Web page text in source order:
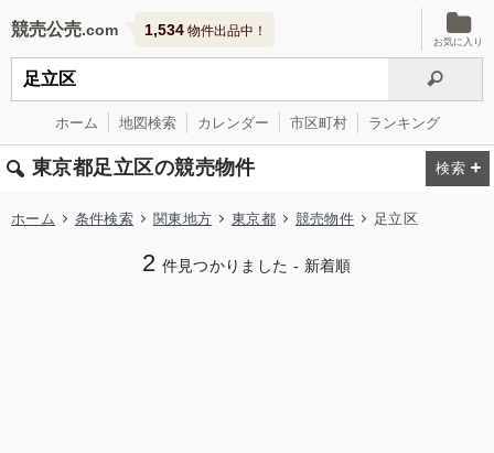
競売公売 1,534 物件出品中！
お気に入り
ホーム 地図検索 カレンダー 市区町村 ランキング
東京都足立区の競売物件
ホーム 条件検索 関東地方 東京都 競売物件 足立区
2 件見つかりました - 新着順